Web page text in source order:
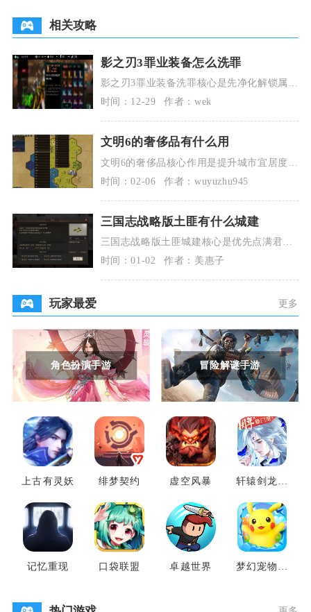
相关攻略
影之刃3罪业装备怎么洗罪
影之刃3罪业装备洗罪核心是先净化解锁属
性、再用洗罪符镇压负面效果，按“净化→洗
罪→资源规划
时间：12-29 作者：wek
文明6的奢侈品有什么用
文明6的奢侈品核心作用是提升城市宜居度、
支撑贸易外交、激活行业与公司玩法，同时
为地块提供基
时间：02-06 作者：wuyuzhu945
三国志战略版土匪有什么城建
三国志战略版土匪城建核心是优先点满君主
殿、仓库、民居与军事类建筑，放弃资源地
产出建筑，围绕
时间：01-02 作者：美惠子
玩家最爱 更多
角色扮演手游 冒险解谜手游
上古有灵妖 绯梦契约 虚空风暴
轩辕剑龙舞
记忆重现 口袋联盟 卓越世界
梦幻宠物联